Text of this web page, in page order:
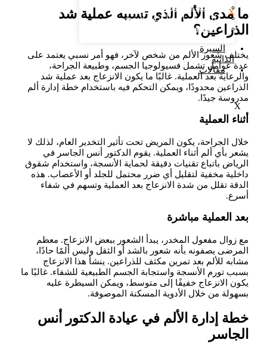
X
شفط الدهون والحقن​
الليبوديما أو الوذمة الشحمية
التعرق
السيرة
الذاتية
مقالات
X
ما مدى الألم الذي تسببه عملية شد
الذراعين؟
يختلف شعور الألم من شخص لآخر، فهو أمر نسبي يعتمد على
عدة عوامل تشمل فسيولوجيا الجسم، وطبيعة الجراحة،
والرعاية بعد العملية. غالبًا ما يكون الانزعاج بعد عملية شد
الذراعين محدودًا، ويمكن التحكم فيه باستخدام خطة إدارة ألم
مدروسة جيدًا.
أثناء العملية
خلال الجراحة، يكون المريض تحت تأثير التخدير العام، لذلك لا
يشعر بأي ألم أثناء العملية. يقوم الدكتور أنس الجاسر في
الرياض باتباع تقنيات دقيقة لحماية الأنسجة، واستخدام شقوق
داخلية مخفية لتقليل أي ضرر محتمل للجلد أو الأعصاب. هذه
الدقة تقلل من شدة الانزعاج بعد العملية وتسهم في شفاء
أسرع.
بعد العملية مباشرة
مع زوال مفعول المخدر، يبدأ الشعور ببعض الانزعاج. معظم
المرضى يصفونه بأنه شعور بالشد أو الثقل وليس ألمًا حادًا،
مشابه للألم بعد تمرين مكثف للذراعين. ينشأ هذا الانزعاج
بسبب تورم الأنسجة واستجابة الجسم الطبيعية للشفاء. غالبًا ما
يكون الانزعاج خفيفًا إلى متوسط، ويمكن السيطرة عليه
بسهولة من خلال الأدوية المسكنة الموصوفة.
خطة إدارة الألم في عيادة الدكتور أنس
الجاسر